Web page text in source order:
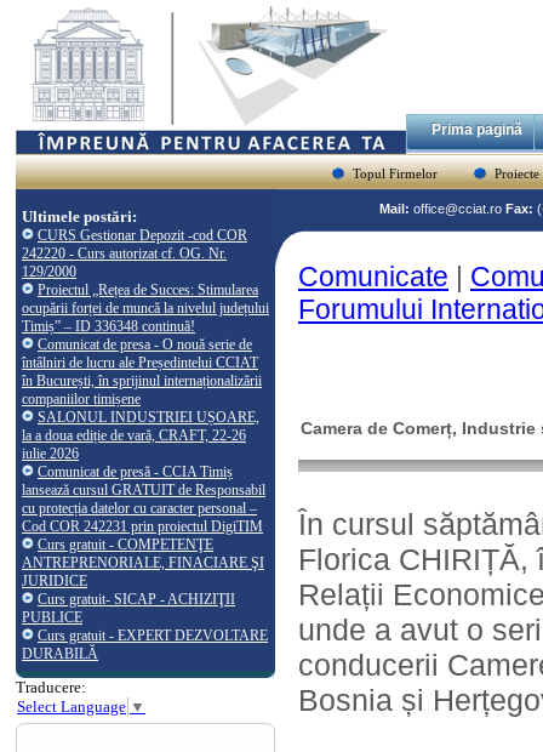
Prima pagină
Topul Firmelor Proiecte
Ultimele postări:
CURS Gestionar Depozit -cod COR
242220 - Curs autorizat cf. OG. Nr.
129/2000
Proiectul „Rețea de Succes: Stimularea
ocupării forței de muncă la nivelul județului
Timiș” – ID 336348 continuă!
Comunicat de presa - O nouă serie de
întâlniri de lucru ale Președintelui CCIAT
în București, în sprijinul internaționalizării
companiilor timișene
SALONUL INDUSTRIEI UȘOARE,
la a doua ediție de vară, CRAFT, 22-26
iulie 2026
Comunicat de presă - CCIA Timiș
lansează cursul GRATUIT de Responsabil
cu protecția datelor cu caracter personal –
Cod COR 242231 prin proiectul DigiTIM
Curs gratuit - COMPETENŢE
ANTREPRENORIALE, FINACIARE ŞI
JURIDICE
Curs gratuit- SICAP - ACHIZIŢII
PUBLICE
Curs gratuit - EXPERT DEZVOLTARE
DURABILĂ
Traducere:
Select Language ▼
Mail: office@cciat.ro Fax:
Comunicate |
Forumului
Camera de Comerț,
În cursul
Florica CHIRIȚĂ,
Relații
unde a avut o
conducerii
Bosnia și